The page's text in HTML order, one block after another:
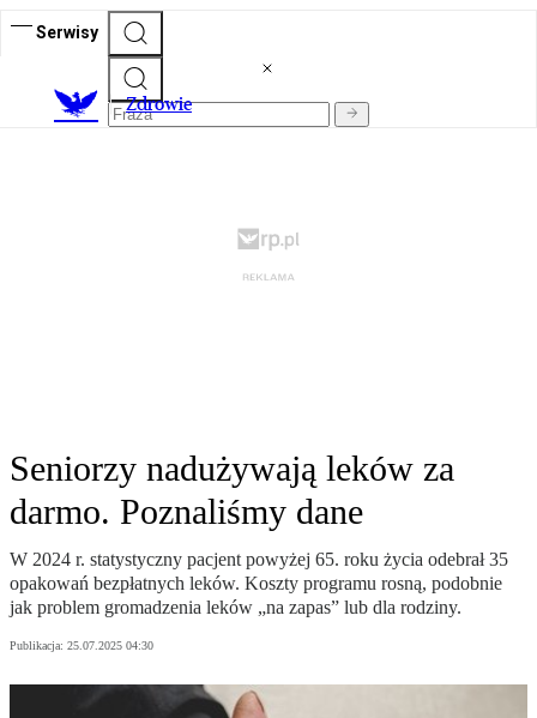
Serwisy
Zdrowie
Seniorzy nadużywają leków za
darmo. Poznaliśmy dane
W 2024 r. statystyczny pacjent powyżej 65. roku życia odebrał 35
opakowań bezpłatnych leków. Koszty programu rosną, podobnie
jak problem gromadzenia leków „na zapas” lub dla rodziny.
Publikacja: 25.07.2025 04:30